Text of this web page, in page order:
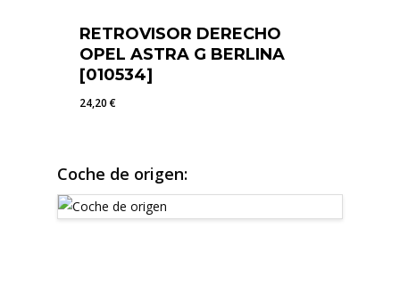
RETROVISOR DERECHO
OPEL ASTRA G BERLINA
[010534]
24,20€
Coche de origen: